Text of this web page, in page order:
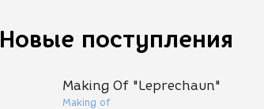
Новые поступления
Making Of "Leprechaun"
Making of